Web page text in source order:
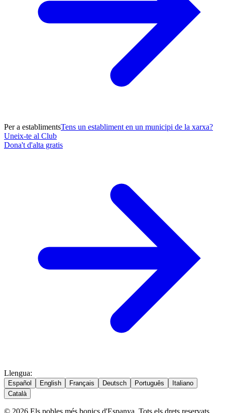
Per a establimentsTens un establiment en un municipi de la xarxa?
Uneix-te al Club
Dona't d'alta gratis
Llengua:
Español English Français Deutsch Português
Italiano
Català